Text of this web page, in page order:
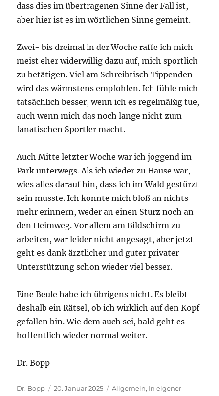
dass dies im übertragenen Sinne der Fall ist,
aber hier ist es im wörtlichen Sinne gemeint.
Zwei- bis dreimal in der Woche raffe ich mich
meist eher widerwillig dazu auf, mich sportlich
zu betätigen. Viel am Schreibtisch Tippenden
wird das wärmstens empfohlen. Ich fühle mich
tatsächlich besser, wenn ich es regelmäßig tue,
auch wenn mich das noch lange nicht zum
fanatischen Sportler macht.
Auch Mitte letzter Woche war ich joggend im
Park unterwegs. Als ich wieder zu Hause war,
wies alles darauf hin, dass ich im Wald gestürzt
sein musste. Ich konnte mich bloß an nichts
mehr erinnern, weder an einen Sturz noch an
den Heimweg. Vor allem am Bildschirm zu
arbeiten, war leider nicht angesagt, aber jetzt
geht es dank ärztlicher und guter privater
Unterstützung schon wieder viel besser.
Eine Beule habe ich übrigens nicht. Es bleibt
deshalb ein Rätsel, ob ich wirklich auf den Kopf
gefallen bin. Wie dem auch sei, bald geht es
hoffentlich wieder normal weiter.
Dr. Bopp
Autor
Dr. Bopp
Veröffentlicht
20. Januar 2025 Kategorien
Allgemein, In eigener